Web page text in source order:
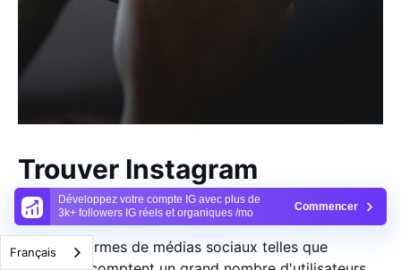
Développez votre compte IG avec plus de
3k+ followers IG réels et organiques /mo
Commencer
Trouver Instagram
Influencers dès aujourd'hui
Les plateformes de médias sociaux telles que
Français